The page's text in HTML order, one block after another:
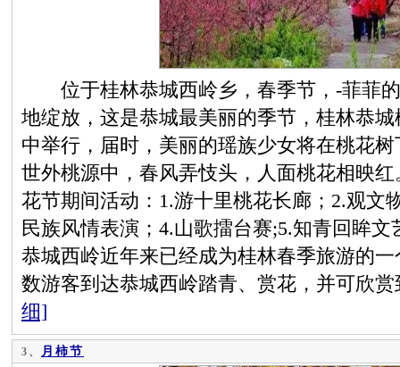
位于桂林恭城西岭乡，春季节，-菲菲的
地绽放，这是恭城最美丽的季节，桂林恭
中举行，届时，美丽的瑶族少女将在桃花
世外桃源中，春风弄忮头，人面桃花相映
花节期间活动：1.游十里桃花长廊；2.观文
民族风情表演；4.山歌擂台赛;5.知青回眸
恭城西岭近年来已经成为桂林春季旅游的
数游客到达恭城西岭踏青、赏花，并可欣
细]
3、 月柿节